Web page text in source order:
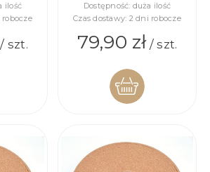
ilość
szt.
Dostępność: duża ilość
Czas dostawy: 2 dni robocze
79,90 zł/ szt.
KOSZYKA